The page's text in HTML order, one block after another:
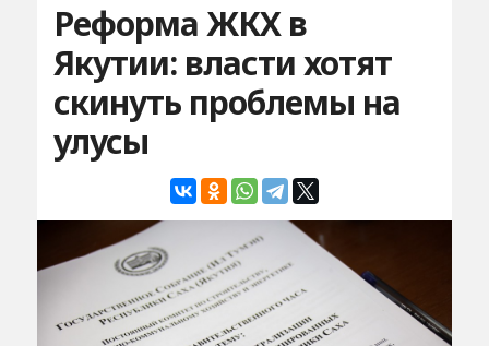
Реформа ЖКХ в
Якутии: власти хотят
скинуть проблемы на
улусы